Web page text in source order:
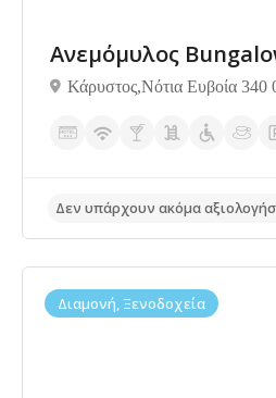
Δεν υπάρχουν ακόμα
Ανεμόμυλος
Κάρυστος,Νότια Ευβοία 340
Διαμονή, Ξενοδοχεία